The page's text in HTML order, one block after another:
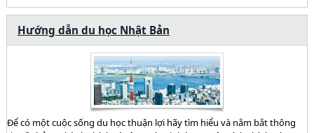
Hướng dẫn du học Nhật Bản
Để có một cuộc sống du học thuận lợi hãy tìm hiểu và nắm bắt thông